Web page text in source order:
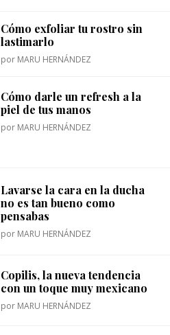
Cómo exfoliar tu rostro sin
lastimarlo
por MARU HERNÁNDEZ
Cómo darle un refresh a la
piel de tus manos
por MARU HERNÁNDEZ
Lavarse la cara en la ducha
no es tan bueno como
pensabas
por MARU HERNÁNDEZ
Copilis, la nueva tendencia
con un toque muy mexicano
por MARU HERNÁNDEZ